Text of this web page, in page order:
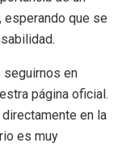
que se
seguirnos en
página oficial.
en la
es muy